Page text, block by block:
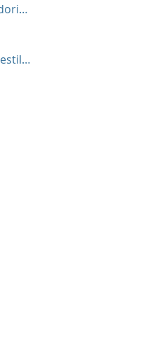
Negócios - Empreendedorismo
Gastronomia, vinhos e estilo de vid